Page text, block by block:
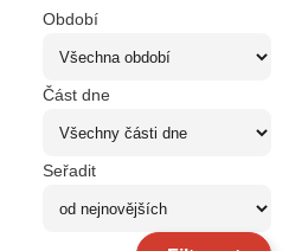
Období
Část dne
Seřadit